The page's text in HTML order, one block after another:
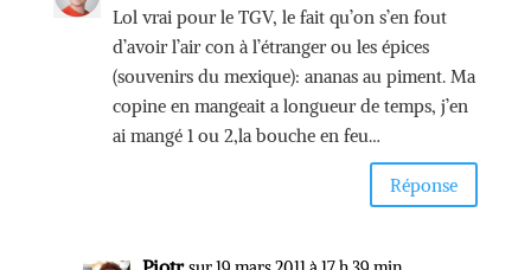
Lol vrai pour le TGV, le fait qu’on s’en fout
d’avoir l’air con à l’étranger ou les épices
(souvenirs du mexique): ananas au piment. Ma
copine en mangeait a longueur de temps, j’en
ai mangé 1 ou 2,la bouche en feu…
Réponse